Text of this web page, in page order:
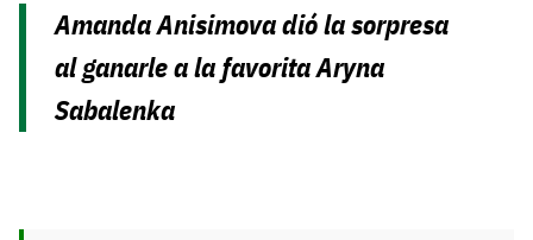
Amanda Anisimova dió la sorpresa
al ganarle a la favorita Aryna
Sabalenka